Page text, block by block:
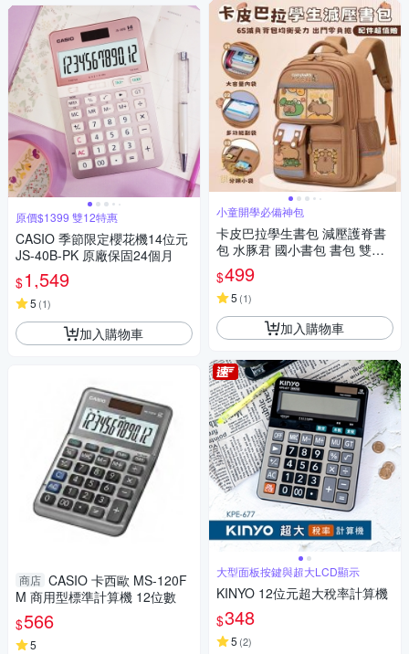
原價$1399 雙12特惠
CASIO 季節限定櫻花機14位元
JS-40B-PK 原廠保固24個月
$1,549
5 (1)
加入購物車
商店 CASIO 卡西歐 MS-120F
M 商用型標準計算機 12位數
$566
5
小童開學必備神包
卡皮巴拉學生書包 減壓護脊書
包 水豚君 國小書包 書包 雙肩
$499
5 (1)
加入購物車
大型面板按鍵與超大LCD顯示
KINYO 12位元超大稅率計算機
$348
5 (2)